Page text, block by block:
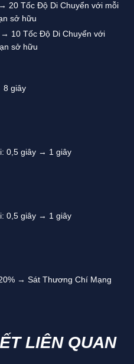
20 Tốc Độ Di Chuyển với mỗi
sở hữu
10 Tốc Độ Di Chuyển với
sở hữu
8 giây
0,5 giây → 1 giây
0,5 giây → 1 giây
→ Sát Thương Chí Mạng
LIÊN QUAN